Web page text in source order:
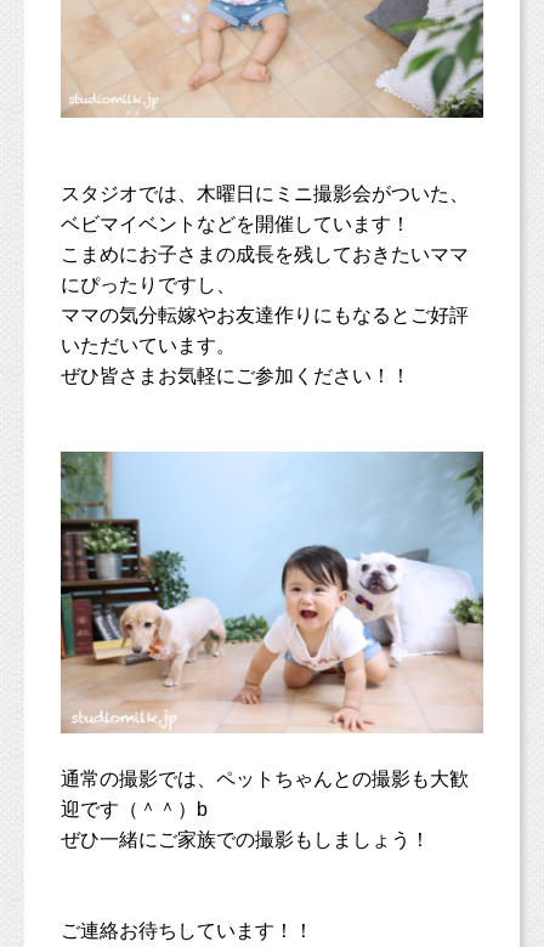
スタジオでは、木曜日にミニ撮影会がついた、
ベビマイベントなどを開催しています！
こまめにお子さまの成長を残しておきたいママ
にぴったりですし、
ママの気分転嫁やお友達作りにもなるとご好評
いただいています。
ぜひ皆さまお気軽にご参加ください！！
通常の撮影では、ペットちゃんとの撮影も大歓
迎です（＾＾）b
ぜひ一緒にご家族での撮影もしましょう！
ご連絡お待ちしています！！